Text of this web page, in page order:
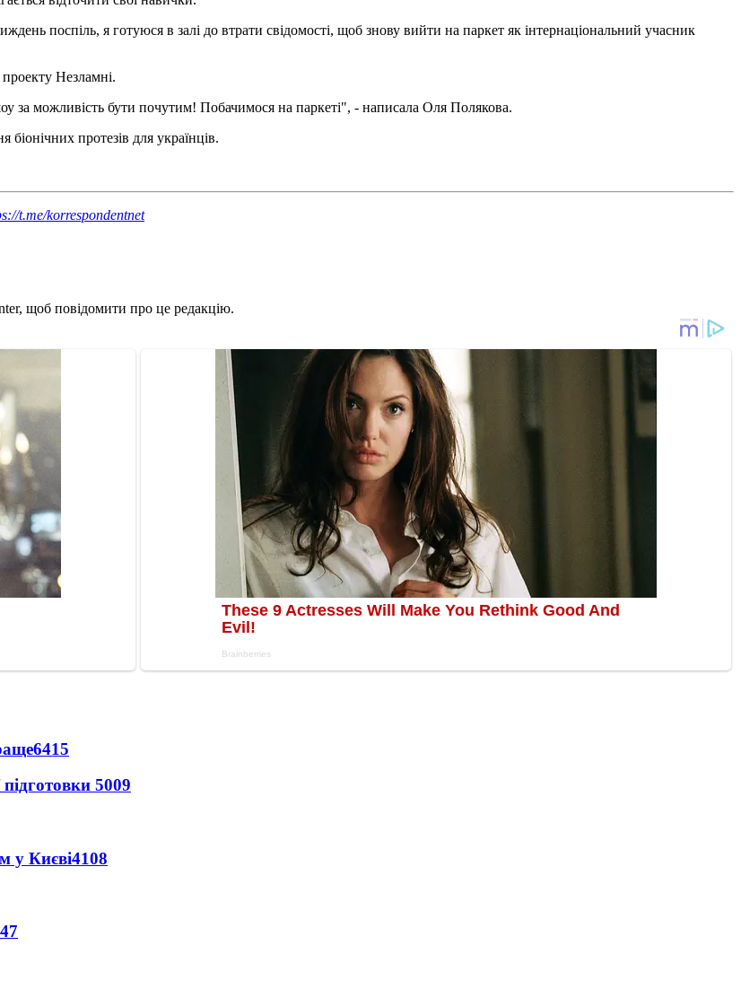
поспіль, я готуюся в залі до втрати свідомості, щоб знову вийти на паркет як інтернаціональний учасник
Незламні.
за можливість бути почутим! Побачимося на паркеті", - написала Оля Полякова.
біонічних протезів для українців.
t.me/korrespondentnet
щоб повідомити про це редакцію.
6415
5009
у Києві4108